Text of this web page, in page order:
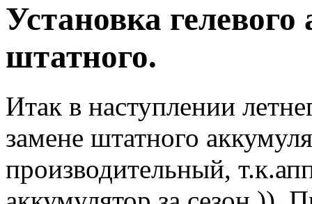
Установка
штатного.
Итак в наступлении
замене штатного
производительный,